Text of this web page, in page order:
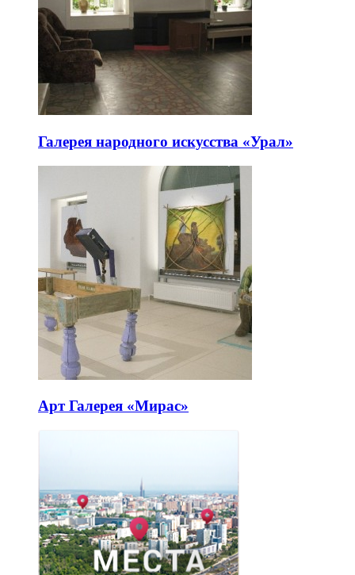
Галерея народного искусства «Урал»
Арт Галерея «Мирас»